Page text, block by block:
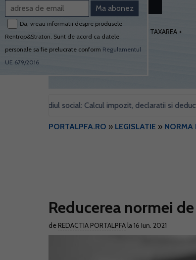
sediul social: Calcul impozit, declaratii si
PORTALPFA.RO » LEGISLATIE » NORMA
Reducerea normei
de REDACTIA PORTALPFA la 16 Iun. 2021
Da, vreau informatii despre produsele
Rentrop&Straton. Sunt de acord ca datele
personale sa fie prelucrate conform Regulamentul
UE 679/2016